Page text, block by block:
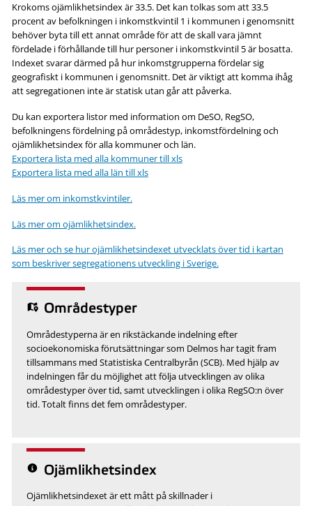
Krokoms ojämlikhetsindex är 33.5. Det kan tolkas som att 33.5
procent av befolkningen i inkomstkvintil 1 i kommunen i genomsnitt
behöver byta till ett annat område för att de skall vara jämnt
fördelade i förhållande till hur personer i inkomstkvintil 5 är bosatta.
Indexet svarar därmed på hur inkomstgrupperna fördelar sig
geografiskt i kommunen i genomsnitt. Det är viktigt att komma ihåg
att segregationen inte är statisk utan går att påverka.
Du kan exportera listor med information om DeSO, RegSO,
befolkningens fördelning på områdestyp, inkomstfördelning och
ojämlikhetsindex för alla kommuner och län.
Exportera lista med alla kommuner till xls
Exportera lista med alla län till xls
Läs mer om inkomstkvintiler.
Läs mer om ojämlikhetsindex.
Läs mer och se hur ojämlikhetsindexet utvecklats över tid i kartan
som beskriver segregationens utveckling i Sverige.
Områdestyper
Områdestyperna är en rikstäckande indelning efter
socioekonomiska förutsättningar som Delmos har tagit fram
tillsammans med Statistiska Centralbyrån (SCB). Med hjälp av
indelningen får du möjlighet att följa utvecklingen av olika
områdestyper över tid, samt utvecklingen i olika RegSO:n över
tid. Totalt finns det fem områdestyper.
Ojämlikhetsindex
Ojämlikhetsindexet är ett mått på skillnader i